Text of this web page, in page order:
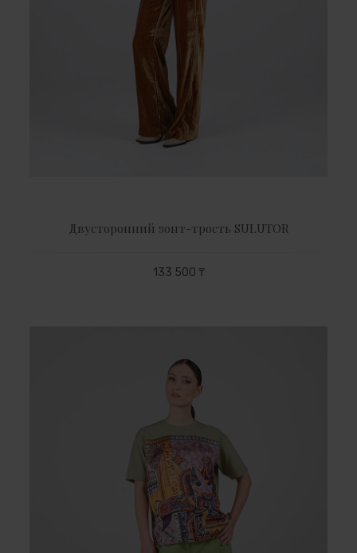
Двусторонний зонт-трость SULUTOR
133 500 ₸